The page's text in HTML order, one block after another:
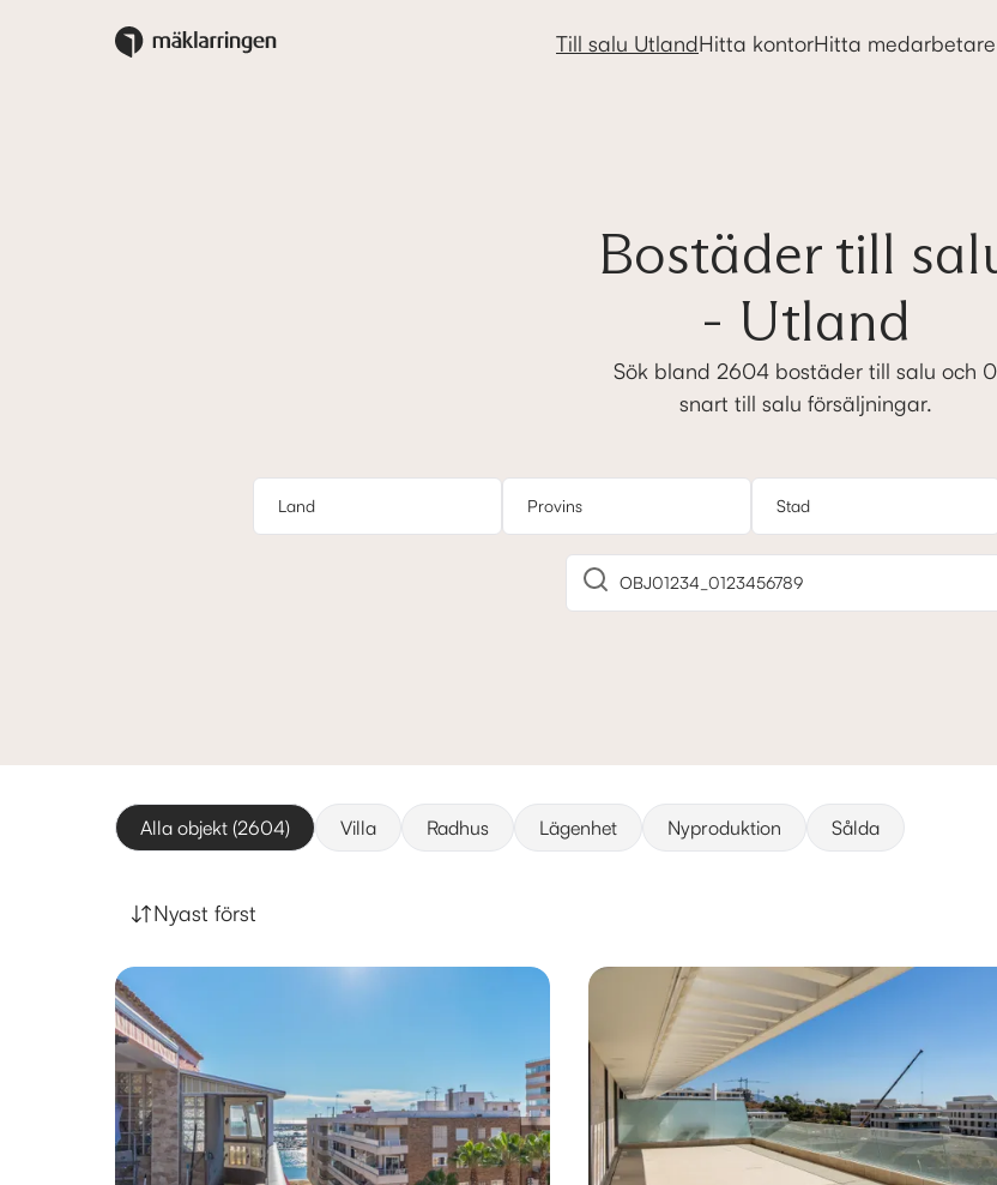
Till salu UtlandHitta kontorHitta medarbetare
Bostäder till
- Utland
Sök bland 2604 bostäder till salu och 0
snart till salu försäljningar.
Alla objekt (2604) Villa Radhus Lägenhet Nyproduktion Sålda
Nyast först